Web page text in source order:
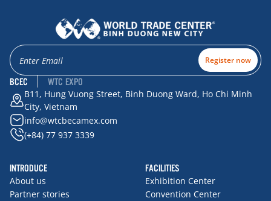
Register now
BCEC WTC EXPO
B11, Hung Vuong Street, Binh Duong Ward, Ho Chi Minh
City, Vietnam
info@wtcbecamex.com
(+84) 77 937 3339
INTRODUCE
About us
Partner stories
FACILITIES
Exhibition Center
Convention Center